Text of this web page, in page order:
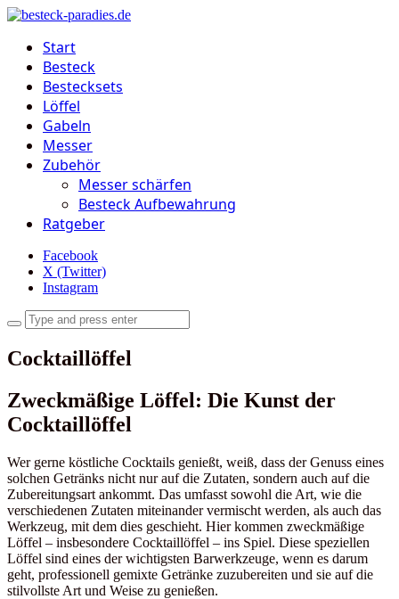
Start
Besteck
Bestecksets
Löffel
Gabeln
Messer
Zubehör
Messer schärfen
Besteck Aufbewahrung
Ratgeber
Facebook
X (Twitter)
Instagram
Cocktaillöffel
Zweckmäßige Löffel: Die Kunst der
Cocktaillöffel
Wer gerne köstliche Cocktails genießt, weiß, dass der Genuss eines
solchen Getränks nicht nur auf die Zutaten, sondern auch auf die
Zubereitungsart ankommt. Das umfasst sowohl die Art, wie die
verschiedenen Zutaten miteinander vermischt werden, als auch das
Werkzeug, mit dem dies geschieht. Hier kommen zweckmäßige
Löffel – insbesondere Cocktaillöffel – ins Spiel. Diese speziellen
Löffel sind eines der wichtigsten Barwerkzeuge, wenn es darum
geht, professionell gemixte Getränke zuzubereiten und sie auf die
stilvollste Art und Weise zu genießen.